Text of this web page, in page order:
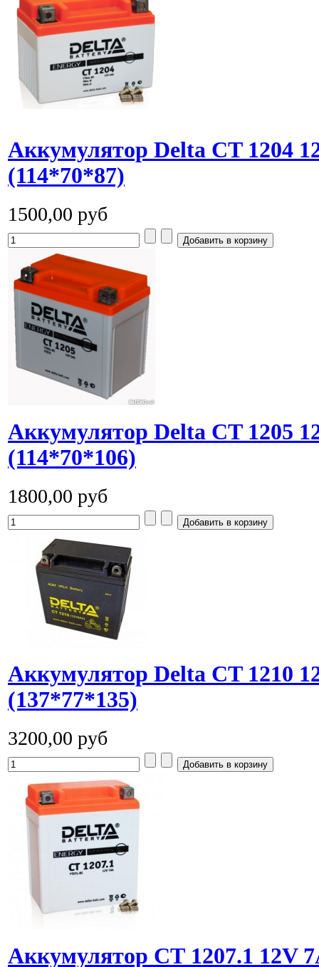
Аккумулятор Delta CT 1204
(114*70*87)
1500,00 руб
Аккумулятор Delta CT 1205
(114*70*106)
1800,00 руб
Аккумулятор Delta СT 1210
(137*77*135)
3200,00 руб
Аккумулятор СТ 1207.1 12V